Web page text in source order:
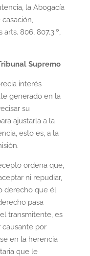
la Abogacía
806, 807.3.º,
Supremo
interés
generado en la
su
ajustarla a la
esto es, a la
ordena que,
ni repudiar,
derecho que él
pasa
transmitente, es
por
en la herencia
que le